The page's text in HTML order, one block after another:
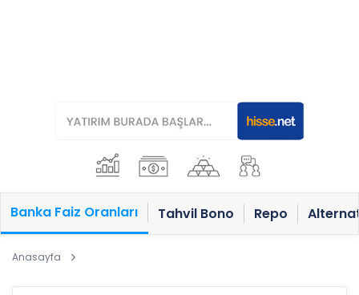
Banka Faiz Oranları Tahvil Bono Repo
Anasayfa